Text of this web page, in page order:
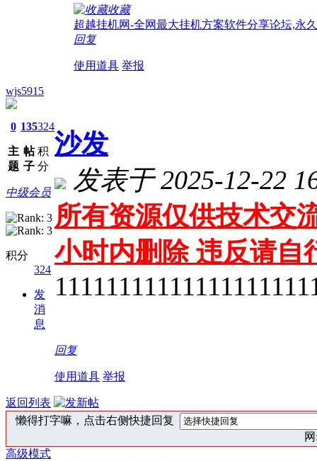
收藏
超越挂机网-全网最大挂机方案软件分享论坛,永
回复
使用道具 举报
wjs5915
0
主
题
135
帖
子
324
积
分
中级会员
积分
324
发
消
息
沙发
发表于 2025-12-22
所有资源仅供技术交
小时内删除 违反请自
回复
使用道具 举报
返回列表
懒得打字嘛，点击右侧快捷回复
高级模式